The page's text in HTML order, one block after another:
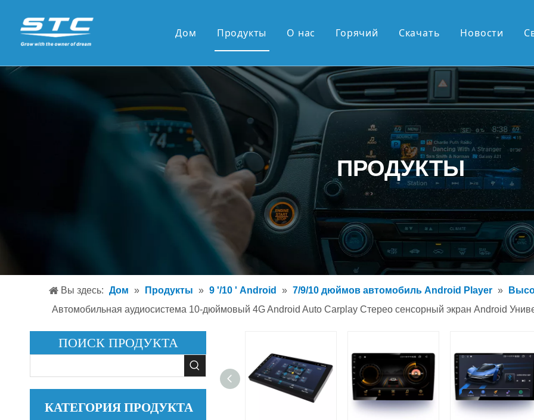
Дом Продукты
13.1' OEM-серия
12,3 'серия OEM
10,36 дюйма, экран 2К
9,7-дюймовый вертикальный экран
7-дюймовая выдвижная панель Android
9'/10' андроид
Новые поступления
Автомобильный MP3-плеер
О нас Горячий Скачать Новости
ПРОДУКТЫ
Вы здесь: Дом » Продукты » 9 '/10 ' Android » 7/9/10 дюймов автомобиль Android Player »
Автомобильная аудиосистема 10-дюймовый 4G Android Auto Carplay Стерео сенсорный экран Android
ПОИСК ПРОДУКТА
КАТЕГОРИЯ ПРОДУКТА